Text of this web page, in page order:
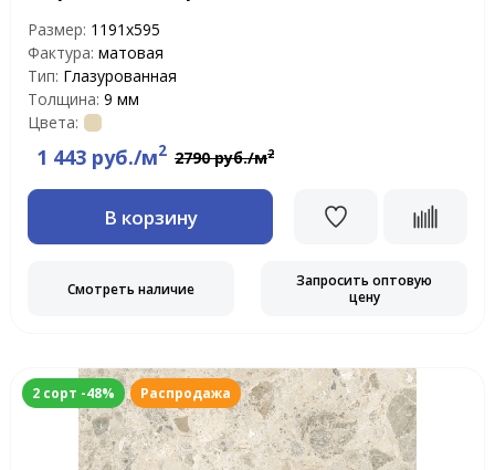
Размер: 1191x595
Фактура: матовая
Тип: Глазурованная
Толщина: 9 мм
Цвета:
1 443 руб./м2 2790 руб./м2
В корзину
Смотреть наличие
Запросить оптовую
цену
2 сорт -48% Распродажа